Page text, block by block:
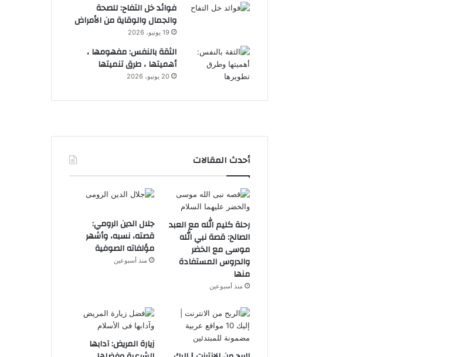
فوائد خل التفاح: للصحة
والجمال والوقاية من الأمراض
19 يونيو، 2026
الثقة بالنفس: مفهومها ،
أهميتها ، طرق تنميتها
20 يونيو، 2026
أحدث المقالات
رحلة كليم الله مع العبد
الصالح: قصة نبي الله
موسى مع الخضر
والدروس المستفادة
منها
منذ أسبوعين
جلال الدين الرومي:
قصته، نسبه، وأشهر
مؤلفاته الصوفية
منذ أسبوعين
زيارة المريض: آدابها